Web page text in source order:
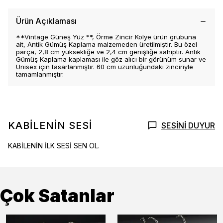
Ürün Açıklaması
**Vintage Güneş Yüz **, Örme Zincir Kolye ürün grubuna
ait, Antik Gümüş Kaplama malzemeden üretilmiştir. Bu özel
parça, 2,8 cm yüksekliğe ve 2,4 cm genişliğe sahiptir. Antik
Gümüş Kaplama kaplaması ile göz alıcı bir görünüm sunar ve
Unisex için tasarlanmıştır. 60 cm uzunluğundaki zinciriyle
tamamlanmıştır.
KABİLENİN SESİ SESİNİ DUYUR
KABİLENİN İLK SESİ SEN OL.
Çok Satanlar